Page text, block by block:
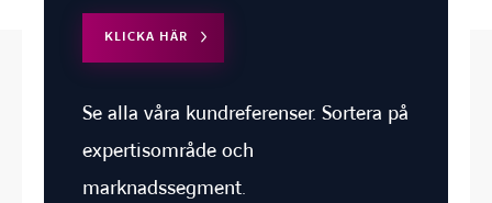
KLICKA HÄR
Se alla våra kundreferenser. Sortera på
expertisområde och
marknadssegment.